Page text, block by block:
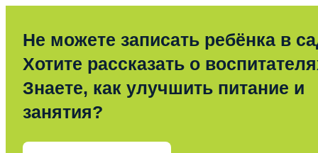
Не можете записать ребёнка в
Хотите рассказать о
Знаете, как улучшить питание и
занятия?